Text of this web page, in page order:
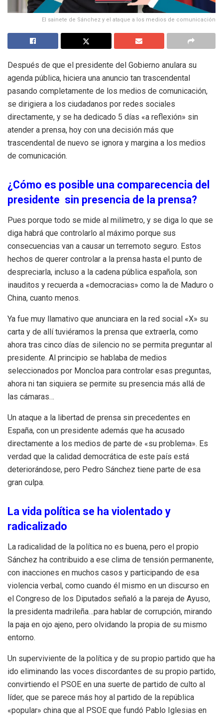
El sainete de Sánchez y el ataque a los medios de comunicación
Después de que el presidente del Gobierno anulara su
agenda pública, hiciera una anuncio tan trascendental
pasando completamente de los medios de comunicación,
se dirigiera a los ciudadanos por redes sociales
directamente, y se ha dedicado 5 días «a reflexión» sin
atender a prensa, hoy con una decisión más que
trascendental de nuevo se ignora y margina a los medios
de comunicación.
¿Cómo es posible una comparecencia del
presidente sin presencia de la prensa?
Pues porque todo se mide al milímetro, y se diga lo que se
diga habrá que controlarlo al máximo porque sus
consecuencias van a causar un terremoto seguro. Estos
hechos de querer controlar a la prensa hasta el punto de
despreciarla, incluso a la cadena pública española, son
inauditos y recuerda a «democracias» como la de Maduro o
China, cuanto menos.
Ya fue muy llamativo que anunciara en la red social «X» su
carta y de allí tuviéramos la prensa que extraerla, como
ahora tras cinco días de silencio no se permita preguntar al
presidente. Al principio se hablaba de medios
seleccionados por Moncloa para controlar esas preguntas,
ahora ni tan siquiera se permite su presencia más allá de
las cámaras…
Un ataque a la libertad de prensa sin precedentes en
España, con un presidente además que ha acusado
directamente a los medios de parte de «su problema». Es
verdad que la calidad democrática de este país está
deteriorándose, pero Pedro Sánchez tiene parte de esa
gran culpa.
La vida política se ha violentado y
radicalizado
La radicalidad de la política no es buena, pero el propio
Sánchez ha contribuido a ese clima de tensión permanente,
con inacciones en muchos casos y participando de esa
violencia verbal, como cuando él mismo en un discurso en
el Congreso de los Diputados señaló a la pareja de Ayuso,
la presidenta madrileña…para hablar de corrupción, mirando
la paja en ojo ajeno, pero olvidando la propia de su mismo
entorno.
Un superviviente de la política y de su propio partido que ha
ido eliminando las voces discordantes de su propio partido,
convirtiendo el PSOE en una suerte de partido de culto al
líder, que se parece más hoy al partido de la república
«popular» china que al PSOE que fundó Pablo Iglesias en